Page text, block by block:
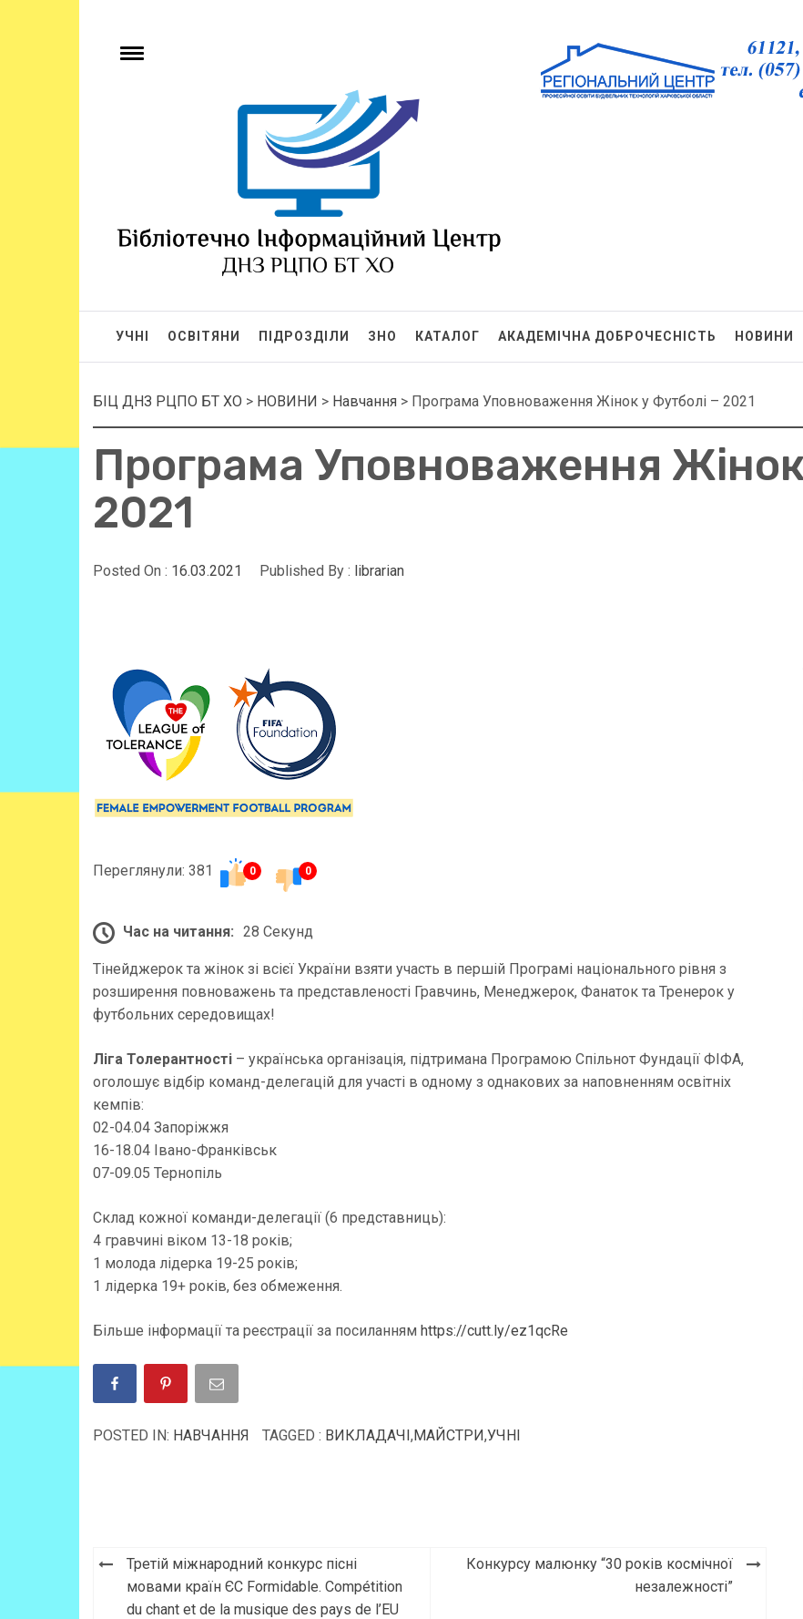
БІЦ ДНЗ РЦПО БТ ХО
УЧНІ ОСВІТЯНИ ПІДРОЗДІЛИ ЗНО КАТАЛОГ АКАДЕМІЧНА ДОБРОЧЕСНІСТЬ НОВИНИ
БІЦ ДНЗ РЦПО БТ ХО > НОВИНИ > Навчання > Програма Уповноваження Жінок у Футболі – 2021
Програма Уповноваження
2021
Posted On : 16.03.2021 Published By : librarian
Переглянули: 381 0 0
Час на читання: 28 Секунд
Тінейджерок та жінок зі всієї України взяти участь в першій Програмі національного рівня з
розширення повноважень та представленості Гравчинь, Менеджерок, Фанаток та Тренерок у
футбольних середовищах!
Ліга Толерантності – українська організація, підтримана Програмою Спільнот Фундації ФІФА,
оголошує відбір команд-делегацій для участі в одному з однакових за наповненням освітніх
кемпів:
02-04.04 Запоріжжя
16-18.04 Івано-Франківськ
07-09.05 Тернопіль
Склад кожної команди-делегації (6 представниць):
4 гравчині віком 13-18 років;
1 молода лідерка 19-25 років;
1 лідерка 19+ років, без обмеження.
Більше інформації та реєстрації за посиланням https://cutt.ly/ez1qcRe
POSTED IN: НАВЧАННЯ TAGGED : ВИКЛАДАЧІ,МАЙСТРИ,УЧНІ
Третій міжнародний конкурс пісні
мовами країн ЄС Formidable. Compétition
du chant et de la musique des pays de l’EU
Конкурсу малюнку “30 років космічної
незалежності”